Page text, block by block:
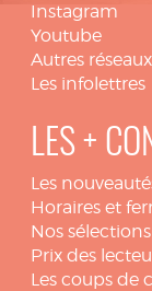
Instagram
Youtube
Autres
Les infolettres
LES +
Les
Horaires et
Nos
Prix des
Les coups de